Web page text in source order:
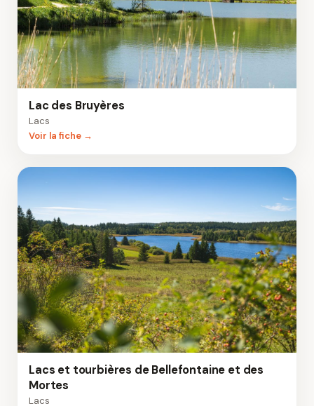
Lac des Bruyères
Lacs
Voir la fiche →
Lacs et tourbières de Bellefontaine et des
Mortes
Lacs